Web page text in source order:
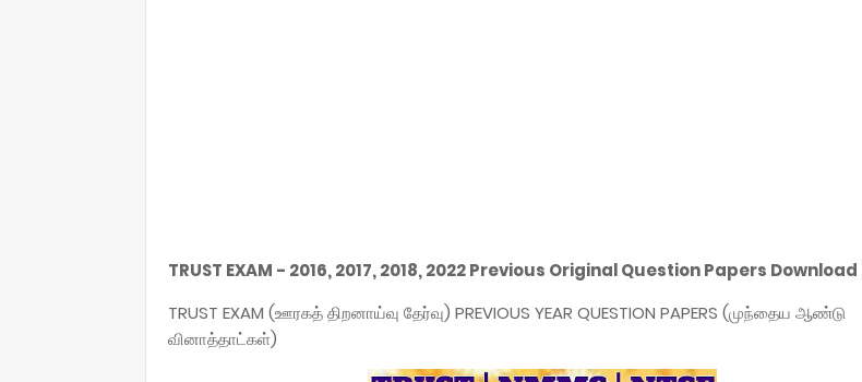
TRUST EXAM - 2016, 2017, 2018, 2022 Previous Original Question Papers Download
TRUST EXAM (ஊரகத் திறனாய்வு தேர்வு) PREVIOUS YEAR QUESTION PAPERS (முந்தைய ஆண்டு
வினாத்தாட்கள்)